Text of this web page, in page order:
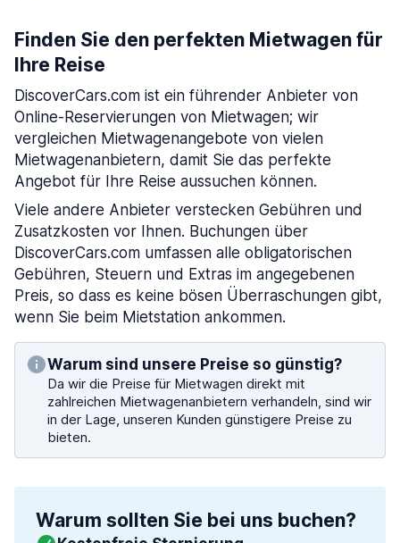
Finden Sie den perfekten Mietwagen für
Ihre Reise
DiscoverCars.com ist ein führender Anbieter von
Online-Reservierungen von Mietwagen; wir
vergleichen Mietwagenangebote von vielen
Mietwagenanbietern, damit Sie das perfekte
Angebot für Ihre Reise aussuchen können.
Viele andere Anbieter verstecken Gebühren und
Zusatzkosten vor Ihnen. Buchungen über
DiscoverCars.com umfassen alle obligatorischen
Gebühren, Steuern und Extras im angegebenen
Preis, so dass es keine bösen Überraschungen gibt,
wenn Sie beim Mietstation ankommen.
Warum sind unsere Preise so günstig?
Da wir die Preise für Mietwagen direkt mit
zahlreichen Mietwagenanbietern verhandeln, sind wir
in der Lage, unseren Kunden günstigere Preise zu
bieten.
Warum sollten Sie bei uns buchen?